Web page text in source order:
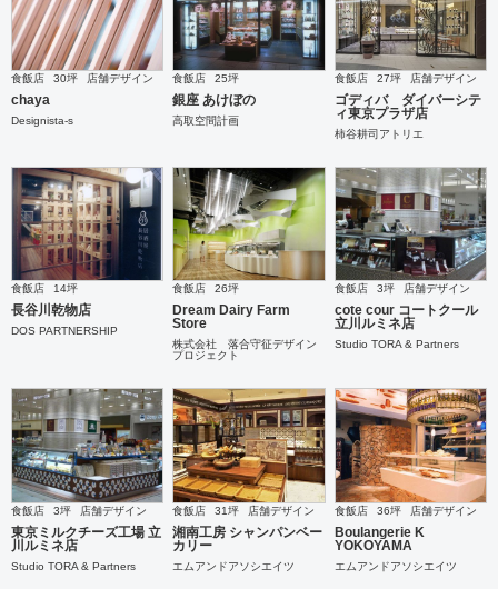
食飯店 30坪 店舗デザイン
chaya
Designista-s
食飯店 25坪
銀座 あけぼの
高取空間計画
食飯店 27坪 店舗デザイン
ゴディバ ダイバーシテ
ィ東京プラザ店
柿谷耕司アトリエ
食飯店 14坪
長谷川乾物店
DOS PARTNERSHIP
食飯店 26坪
Dream Dairy Farm
Store
株式会社 落合守征デザイン
プロジェクト
食飯店 3坪 店舗デザイン
cote cour コートクール
立川ルミネ店
Studio TORA & Partners
食飯店 3坪 店舗デザイン
東京ミルクチーズ工場 立
川ルミネ店
Studio TORA & Partners
食飯店 31坪 店舗デザイン
湘南工房 シャンパンベー
カリー
エムアンドアソシエイツ
食飯店 36坪 店舗デザイン
Boulangerie K
YOKOYAMA
エムアンドアソシエイツ